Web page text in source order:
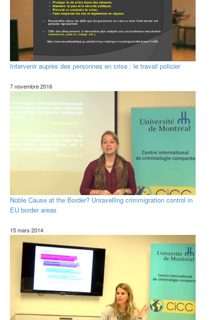
Intervenir auprès des personnes en crise : le travail policier
7 novembre 2016
Noble Cause at the Border? Unravelling crimmigration control in
EU border areas
15 mars 2014